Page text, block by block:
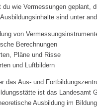
du wie Vermessungen geplant,
sind unter
von
Berechnungen
Pläne und Risse
und Luftbildern
das Aus- und
ist das Landesamt
Ausbildung im